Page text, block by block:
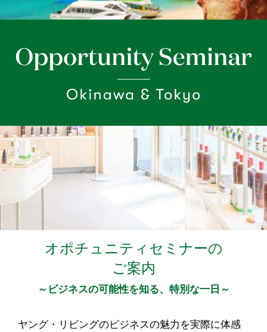
オポチュニティセミナーの
ご案内
～ビジネスの可能性を知る、特別な一日～
ヤング・リビングのビジネスの魅力を実際に体感